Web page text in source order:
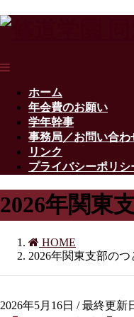
ホーム
年会費のお願い
学年幹事
事務局／お問い合わ
リンク
プライバシーポリシ
2026年関東
HOME
2026年関東支部のつ
2026年5月16日 / 最終更新